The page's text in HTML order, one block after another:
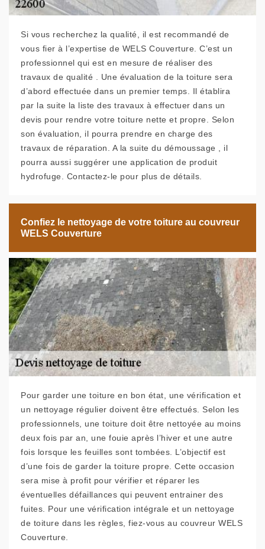
Si vous recherchez la qualité, il est recommandé de
vous fier à l’expertise de WELS Couverture. C’est un
professionnel qui est en mesure de réaliser des
travaux de qualité . Une évaluation de la toiture sera
d’abord effectuée dans un premier temps. Il établira
par la suite la liste des travaux à effectuer dans un
devis pour rendre votre toiture nette et propre. Selon
son évaluation, il pourra prendre en charge des
travaux de réparation. A la suite du démoussage , il
pourra aussi suggérer une application de produit
hydrofuge. Contactez-le pour plus de détails.
Confiez le nettoyage de votre toiture au couvreur
WELS Couverture
Pour garder une toiture en bon état, une vérification et
un nettoyage régulier doivent être effectués. Selon les
professionnels, une toiture doit être nettoyée au moins
deux fois par an, une fouie après l’hiver et une autre
fois lorsque les feuilles sont tombées. L’objectif est
d’une fois de garder la toiture propre. Cette occasion
sera mise à profit pour vérifier et réparer les
éventuelles défaillances qui peuvent entrainer des
fuites. Pour une vérification intégrale et un nettoyage
de toiture dans les règles, fiez-vous au couvreur WELS
Couverture.